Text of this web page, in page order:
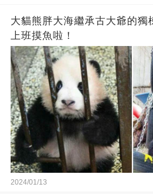
大貓熊胖大海繼承古大爺的獨
上班摸魚啦！
2024/01/13